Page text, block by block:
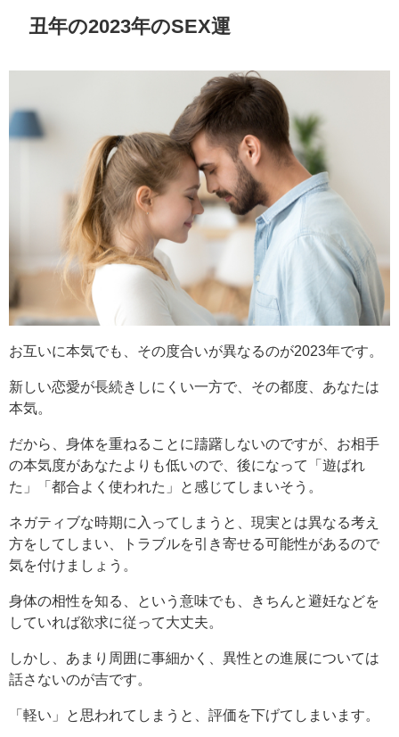
丑年の2023年のSEX運
お互いに本気でも、その度合いが異なるのが2023年です。
新しい恋愛が長続きしにくい一方で、その都度、あなたは
本気。
だから、身体を重ねることに躊躇しないのですが、お相手
の本気度があなたよりも低いので、後になって「遊ばれ
た」「都合よく使われた」と感じてしまいそう。
ネガティブな時期に入ってしまうと、現実とは異なる考え
方をしてしまい、トラブルを引き寄せる可能性があるので
気を付けましょう。
身体の相性を知る、という意味でも、きちんと避妊などを
していれば欲求に従って大丈夫。
しかし、あまり周囲に事細かく、異性との進展については
話さないのが吉です。
「軽い」と思われてしまうと、評価を下げてしまいます。